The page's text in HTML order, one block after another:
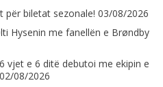
për biletat sezonale! 03/08/2026
Hysenin me fanellën e Brøndby
vjet e 6 ditë debutoi me ekipin e
02/08/2026